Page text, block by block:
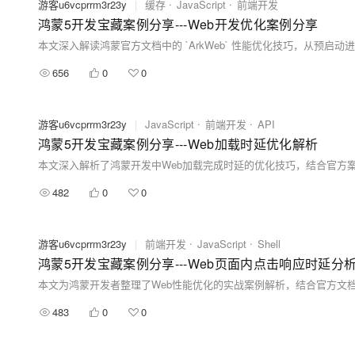
游客u6vcprrm3r23y | 缓存 JavaScript 前端开发
鸿蒙5开发宝藏案例分享---Web开发优化案例分享
656 0 0
游客u6vcprrm3r23y | JavaScript 前端开发 API
鸿蒙5开发宝藏案例分享---Web加载时延优化解析
482 0 0
游客u6vcprrm3r23y | 前端开发 JavaScript Shell
鸿蒙5开发宝藏案例分享---Web页面内点击响应时延分
483 0 0